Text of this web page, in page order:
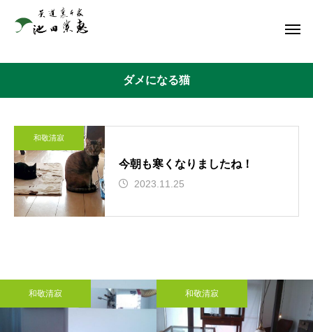
ダメになる猫
和敬清寂
今朝も寒くなりましたね！
2023.11.25
和敬清寂 和敬清寂